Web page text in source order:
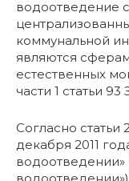
водоотведение
коммунальной
являются
естественных
части 1 статьи
Согласно статьи
декабря 2011